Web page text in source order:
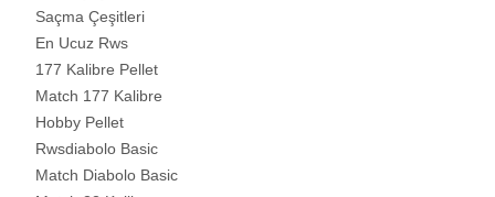
Saçma Çeşitleri
En Ucuz Rws
177 Kalibre Pellet
Match 177 Kalibre
Hobby Pellet
Rwsdiabolo Basic
Match Diabolo Basic